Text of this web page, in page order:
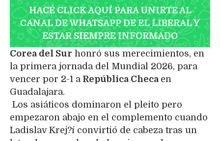
HACÉ CLICK AQUÍ PARA UNIRTE AL
CANAL DE WHATSAPP DE EL LIBERAL Y
ESTAR SIEMPRE INFORMADO
Corea del Sur honró sus merecimientos, en
la primera jornada del Mundial 2026, para
vencer por 2-1 aRepública Checa en
Guadalajara.
Los asiáticos dominaron el pleito pero
empezaron abajo en el complemento cuando
Ladislav Krej?í convirtió de cabeza tras un